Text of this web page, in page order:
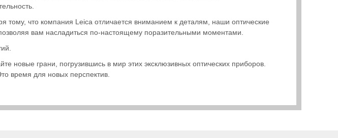
тому, что компания Leica отличается вниманием к деталям, наши оптические
вам насладиться по-настоящему поразительными моментами.
новые грани, погрузившись в мир этих эксклюзивных оптических приборов.
время для новых перспектив.